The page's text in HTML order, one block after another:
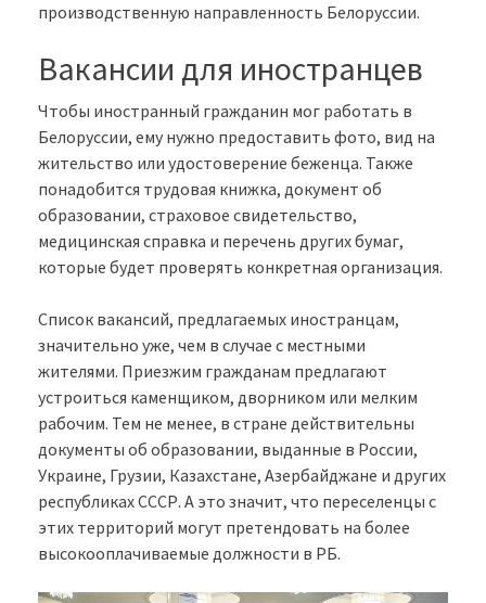
производственную направленность Белоруссии.
Вакансии для иностранцев
Чтобы иностранный гражданин мог работать в
Белоруссии, ему нужно предоставить фото, вид на
жительство или удостоверение беженца. Также
понадобится трудовая книжка, документ об
образовании, страховое свидетельство,
медицинская справка и перечень других бумаг,
которые будет проверять конкретная организация.
Список вакансий, предлагаемых иностранцам,
значительно уже, чем в случае с местными
жителями. Приезжим гражданам предлагают
устроиться каменщиком, дворником или мелким
рабочим. Тем не менее, в стране действительны
документы об образовании, выданные в России,
Украине, Грузии, Казахстане, Азербайджане и других
республиках СССР. А это значит, что переселенцы с
этих территорий могут претендовать на более
высокооплачиваемые должности в РБ.